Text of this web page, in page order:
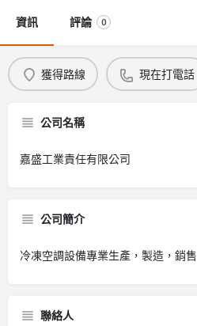
資訊 評論 0
獲得路線 現在打電話
公司名稱
嘉盛工業責任有限公司
公司簡介
冷凍空調設備專業生產，製造，銷售
聯絡人